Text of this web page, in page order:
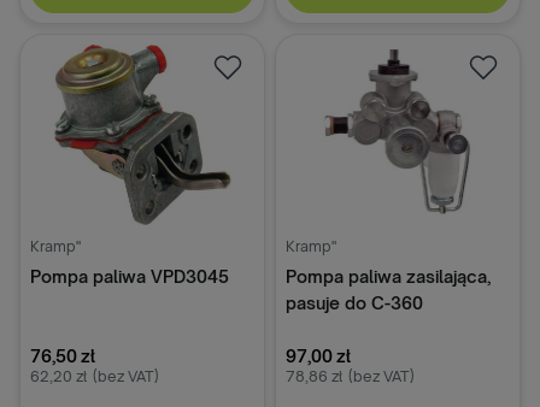
Kramp"
Pompa paliwa VPD3045
76,50 zł
62,20 zł (bez VAT)
Kramp"
Pompa paliwa zasilająca,
pasuje do C-360
97,00 zł
78,86 zł (bez VAT)